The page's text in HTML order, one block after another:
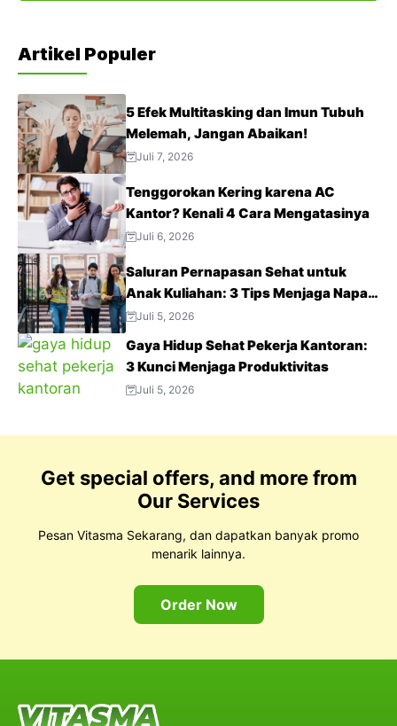
Artikel Populer
5 Efek Multitasking dan Imun Tubuh
Melemah, Jangan Abaikan!
Juli 7, 2026
Tenggorokan Kering karena AC
Kantor? Kenali 4 Cara Mengatasinya
Juli 6, 2026
Saluran Pernapasan Sehat untuk
Anak Kuliahan: 3 Tips Menjaga Napas
Tetap Optimal di Tengah Aktivitas
Juli 5, 2026
Gaya Hidup Sehat Pekerja Kantoran:
3 Kunci Menjaga Produktivitas
Juli 5, 2026
Get special offers, and more from
Our Services
Pesan Vitasma Sekarang, dan dapatkan banyak promo
menarik lainnya.
Order Now